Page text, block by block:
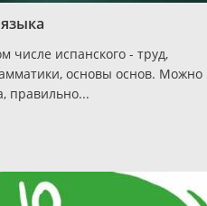
числе испанского - труд,
основы основ. Можно
правильно...